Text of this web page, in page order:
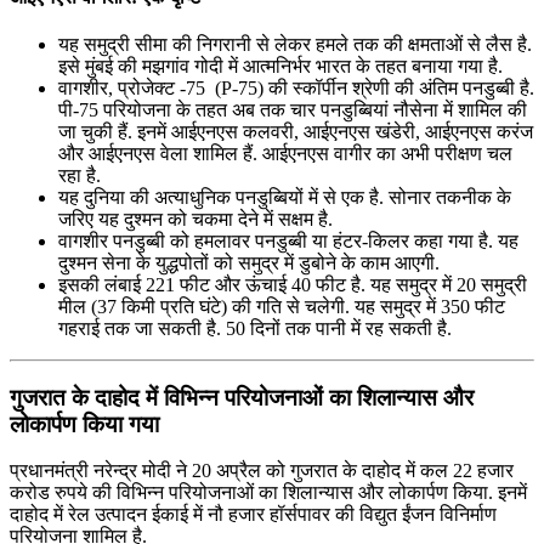
यह समुद्री सीमा की निगरानी से लेकर हमले तक की क्षमताओं से लैस है.
इसे मुंबई की मझगांव गोदी में आत्मनिर्भर भारत के तहत बनाया गया है.
वागशीर, प्रोजेक्ट -75 (P-75) की स्कॉर्पीन श्रेणी की अंतिम पनडुब्बी है.
पी-75 परियोजना के तहत अब तक चार पनडुब्बियां नौसेना में शामिल की
जा चुकी हैं. इनमें आईएनएस कलवरी, आईएनएस खंडेरी, आईएनएस करंज
और आईएनएस वेला शामिल हैं. आईएनएस वागीर का अभी परीक्षण चल
रहा है.
यह दुनिया की अत्याधुनिक पनडुब्बियों में से एक है. सोनार तकनीक के
जरिए यह दुश्मन को चकमा देने में सक्षम है.
वागशीर पनडुब्बी को हमलावर पनडुब्बी या हंटर-किलर कहा गया है. यह
दुश्मन सेना के युद्धपोतों को समुद्र में डुबोने के काम आएगी.
इसकी लंबाई 221 फीट और ऊंचाई 40 फीट है. यह समुद्र में 20 समुद्री
मील (37 किमी प्रति घंटे) की गति से चलेगी. यह समुद्र में 350 फीट
गहराई तक जा सकती है. 50 दिनों तक पानी में रह सकती है.
गुजरात के दाहोद में विभिन्‍न परियोजनाओं का शिलान्‍यास और
लोकार्पण किया गया
प्रधानमंत्री नरेन्‍द्र मोदी ने 20 अप्रैल को गुजरात के दाहोद में कल 22 हजार
करोड रुपये की विभिन्‍न परियोजनाओं का शिलान्‍यास और लोकार्पण किया. इनमें
दाहोद में रेल उत्‍पादन ईकाई में नौ हजार हॉर्सपावर की विद्युत ईंजन विनिर्माण
परियोजना शामिल है.